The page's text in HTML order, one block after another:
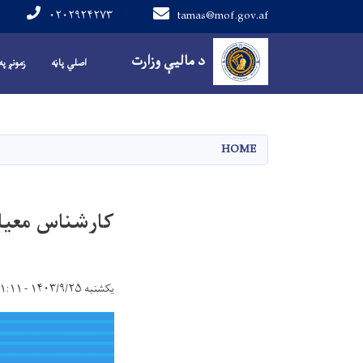
د مالیې وزارت
tamas@mof.gov.af ۰۲۰۲۹۲۴۲۷۳
Main navigation
اصلي پاڼه زمونږ
HOME
کارشناس
یکشنبه ۱۴۰۳/۹/۲۵ - ۱۱:۱۱